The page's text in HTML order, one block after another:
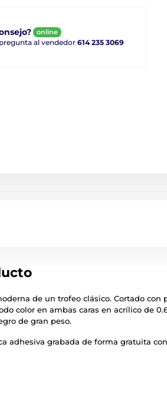
online
al vendedor 614 235 3069
de un trofeo clásico. Cortado con
color en ambas caras en acrílico de
de gran peso.
adhesiva grabada de forma gratuita